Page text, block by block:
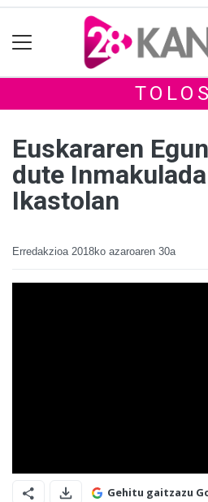
Euskararen
dute
Ikastolan
Erredakzioa 2018ko azaroaren 30a
Gehitu gaitzazu